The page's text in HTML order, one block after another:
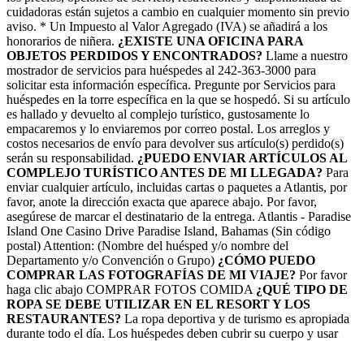
cuidadoras están sujetos a cambio en cualquier momento sin previo
aviso. * Un Impuesto al Valor Agregado (IVA) se añadirá a los
honorarios de niñera. ¿EXISTE UNA OFICINA PARA
OBJETOS PERDIDOS Y ENCONTRADOS? Llame a nuestro
mostrador de servicios para huéspedes al 242-363-3000 para
solicitar esta información específica. Pregunte por Servicios para
huéspedes en la torre específica en la que se hospedó. Si su artículo
es hallado y devuelto al complejo turístico, gustosamente lo
empacaremos y lo enviaremos por correo postal. Los arreglos y
costos necesarios de envío para devolver sus artículo(s) perdido(s)
serán su responsabilidad. ¿PUEDO ENVIAR ARTÍCULOS AL
COMPLEJO TURÍSTICO ANTES DE MI LLEGADA? Para
enviar cualquier artículo, incluidas cartas o paquetes a Atlantis, por
favor, anote la dirección exacta que aparece abajo. Por favor,
asegúrese de marcar el destinatario de la entrega. Atlantis - Paradise
Island One Casino Drive Paradise Island, Bahamas (Sin código
postal) Attention: (Nombre del huésped y/o nombre del
Departamento y/o Convención o Grupo) ¿CÓMO PUEDO
COMPRAR LAS FOTOGRAFÍAS DE MI VIAJE? Por favor
haga clic abajo COMPRAR FOTOS COMIDA ¿QUÉ TIPO DE
ROPA SE DEBE UTILIZAR EN EL RESORT Y LOS
RESTAURANTES? La ropa deportiva y de turismo es apropiada
durante todo el día. Los huéspedes deben cubrir su cuerpo y usar